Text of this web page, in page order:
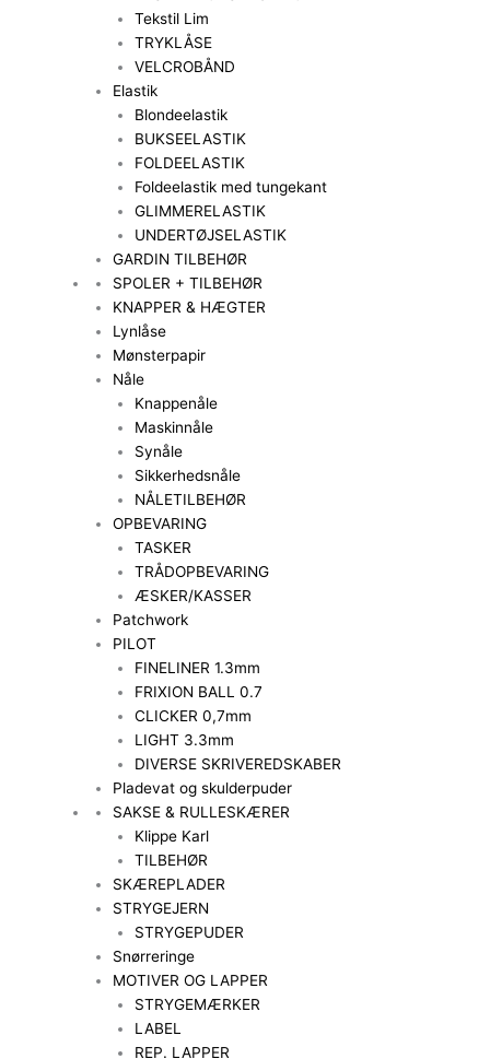
Tekstil Lim
TRYKLÅSE
VELCROBÅND
Elastik
Blondeelastik
BUKSEELASTIK
FOLDEELASTIK
Foldeelastik med tungekant
GLIMMERELASTIK
UNDERTØJSELASTIK
GARDIN TILBEHØR
SPOLER + TILBEHØR
KNAPPER & HÆGTER
Lynlåse
Mønsterpapir
Nåle
Knappenåle
Maskinnåle
Synåle
Sikkerhedsnåle
NÅLETILBEHØR
OPBEVARING
TASKER
TRÅDOPBEVARING
ÆSKER/KASSER
Patchwork
PILOT
FINELINER 1.3mm
FRIXION BALL 0.7
CLICKER 0,7mm
LIGHT 3.3mm
DIVERSE SKRIVEREDSKABER
Pladevat og skulderpuder
SAKSE & RULLESKÆRER
Klippe Karl
TILBEHØR
SKÆREPLADER
STRYGEJERN
STRYGEPUDER
Snørreringe
MOTIVER OG LAPPER
STRYGEMÆRKER
LABEL
REP. LAPPER